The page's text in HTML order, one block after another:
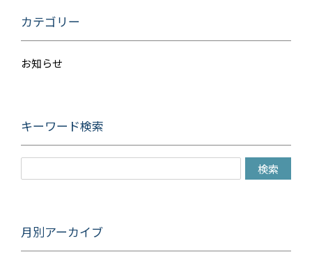
カテゴリー
お知らせ
キーワード検索
月別アーカイブ